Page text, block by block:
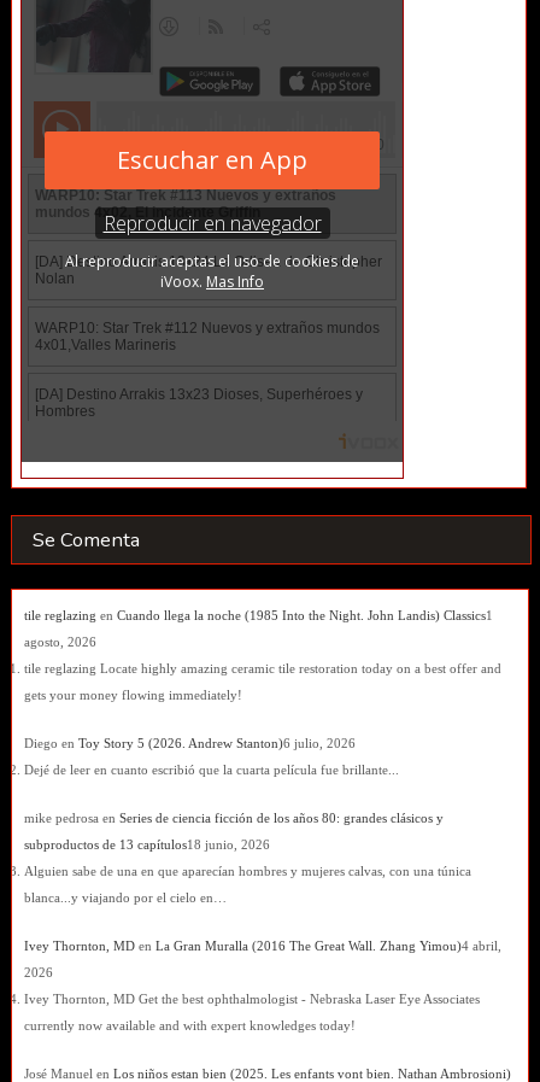
Se Comenta
tile reglazing en Cuando llega la noche (1985 Into the Night. John Landis) Classics1
agosto, 2026
tile reglazing Locate highly amazing ceramic tile restoration today on a best offer and
gets your money flowing immediately!
Diego en Toy Story 5 (2026. Andrew Stanton)6 julio, 2026
Dejé de leer en cuanto escribió que la cuarta película fue brillante...
mike pedrosa en Series de ciencia ficción de los años 80: grandes clásicos y
subproductos de 13 capítulos18 junio, 2026
Alguien sabe de una en que aparecían hombres y mujeres calvas, con una túnica
blanca...y viajando por el cielo en…
Ivey Thornton, MDen La Gran Muralla (2016 The Great Wall. Zhang Yimou)4 abril,
2026
Ivey Thornton, MD Get the best ophthalmologist - Nebraska Laser Eye Associates
currently now available and with expert knowledges today!
José Manuel en Los niños estan bien (2025. Les enfants vont bien. Nathan Ambrosioni)